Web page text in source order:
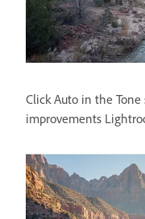
Click Auto in the
improvements